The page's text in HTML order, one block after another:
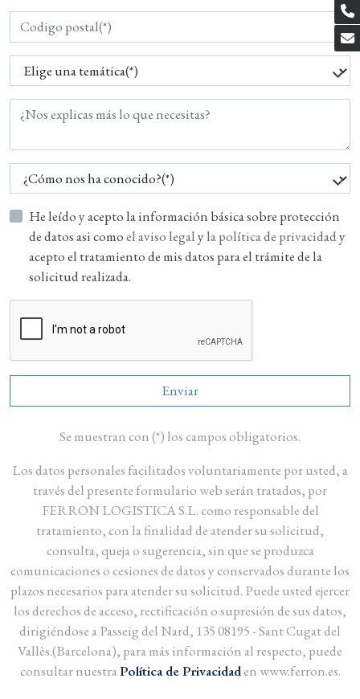
He leído y acepto la información básica sobre protección
de datos asi comoel aviso legalyla política de privacidady
acepto el tratamiento de mis datos para el trámite de la
solicitud realizada.
Enviar
Se muestran con (*) los campos obligatorios.
Los datos personales facilitados voluntariamente por usted, a
través del presente formulario web serán tratados, por
FERRON LOGISTICA S.L. como responsable del
tratamiento, con la finalidad de atender su solicitud,
consulta, queja o sugerencia, sin que se produzca
comunicaciones o cesiones de datos y conservados durante los
plazos necesarios para atender su solicitud. Puede usted ejercer
los derechos de acceso, rectificación o supresión de sus datos,
dirigiéndose a Passeig del Nard, 135 08195 - Sant Cugat del
Vallès.(Barcelona), para más información al respecto, puede
consultar nuestraPolítica de Privacidaden www.ferron.es.